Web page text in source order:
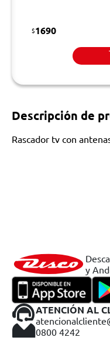
$1690
Descripción de
Rascador tv con
y
ATENCIÓN AL
0800 4242